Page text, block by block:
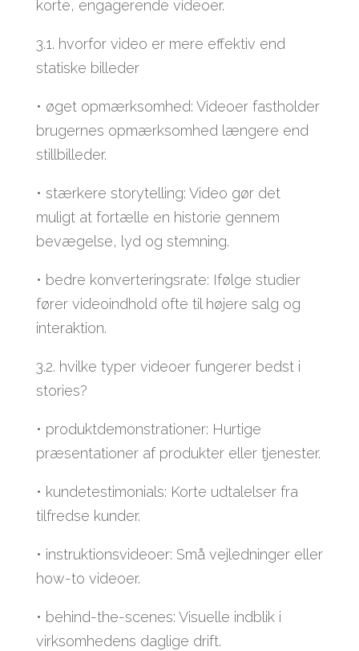
korte, engagerende videoer.
3.1. hvorfor video er mere effektiv end
statiske billeder
• øget opmærksomhed: Videoer fastholder
brugernes opmærksomhed længere end
stillbilleder.
• stærkere storytelling: Video gør det
muligt at fortælle en historie gennem
bevægelse, lyd og stemning.
• bedre konverteringsrate: Ifølge studier
fører videoindhold ofte til højere salg og
interaktion.
3.2. hvilke typer videoer fungerer bedst i
stories?
• produktdemonstrationer: Hurtige
præsentationer af produkter eller tjenester.
• kundetestimonials: Korte udtalelser fra
tilfredse kunder.
• instruktionsvideoer: Små vejledninger eller
how-to videoer.
• behind-the-scenes: Visuelle indblik i
virksomhedens daglige drift.